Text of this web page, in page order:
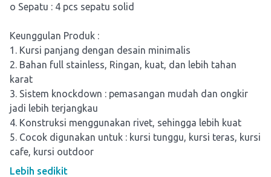
o Sepatu : 4 pcs sepatu solid
Keunggulan Produk :
1. Kursi panjang dengan desain minimalis
2. Bahan full stainless, Ringan, kuat, dan lebih tahan
karat
3. Sistem knockdown : pemasangan mudah dan ongkir
jadi lebih terjangkau
4. Konstruksi menggunakan rivet, sehingga lebih kuat
5. Cocok digunakan untuk : kursi tunggu, kursi teras, kursi
cafe, kursi outdoor
Lebih sedikit